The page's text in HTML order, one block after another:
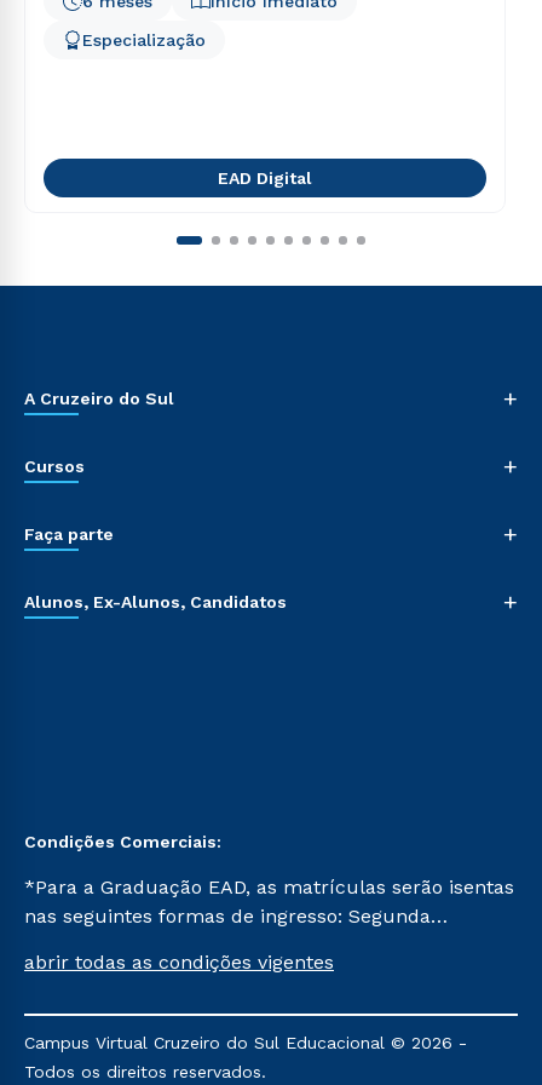
Especialização
EAD Digital
A Cruzeiro do Sul +
Cursos +
Faça parte +
Alunos, Ex-Alunos, Candidatos +
Condições Comerciais:
*Para a Graduação EAD, as matrículas serão isentas
nas seguintes formas de ingresso: Segunda
Já para as demais, a taxa de matrícula será de R$
mencionadas são referentes aos cursos: Ensino
Religioso, Geografia para a Docência e Metodologia
abrir todas as condições vigentes
Campus Virtual Cruzeiro do Sul Educacional © 2026 -
Todos os direitos reservados.